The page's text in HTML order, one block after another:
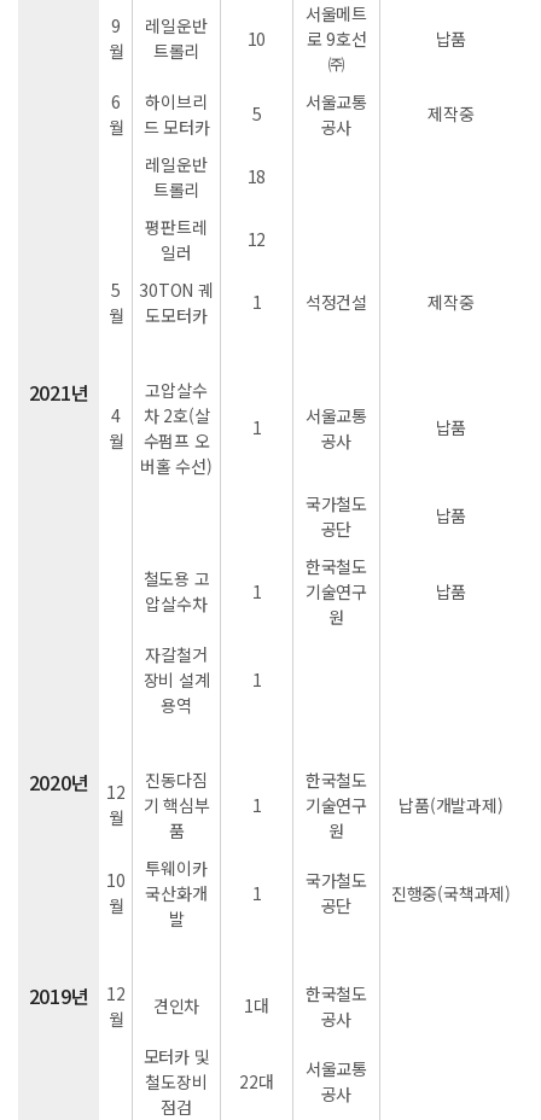
9
월
레일운반
트롤리
10
서울메트
로 9호선
㈜
납품
6
월
하이브리
드 모터카
5
서울교통
공사
제작중
레일운반
트롤리
18
평판트레
일러
12
5
월
30TON 궤
도모터카
1 석정건설 제작중
2021년
4
월
고압살수
차 2호(살
수펌프 오
버홀 수선)
1
서울교통
공사
납품
국가철도
공단
납품
철도용 고
압살수차
1
한국철도
기술연구
원
납품
자갈철거
장비 설계
용역
1
2020년
12
월
진동다짐
기 핵심부
품
1
한국철도
기술연구
원
납품(개발과제)
10
월
투웨이카
국산화개
발
1
국가철도
공단
진행중(국책과제)
2019년
12
월
견인차 1대
한국철도
공사
모터카 및
철도장비
점검
22대
서울교통
공사